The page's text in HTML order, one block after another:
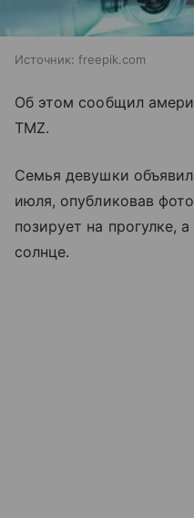
Источник: freepik.com
Об этом сообщил
TMZ.
Семья девушки
июля, опубликовав
позирует на прогулке,
солнце.